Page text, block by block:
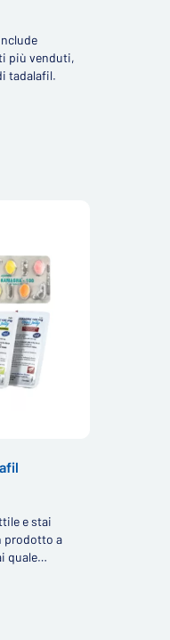
più venduti,
tadalafil.
e stai
prodotto a
quale